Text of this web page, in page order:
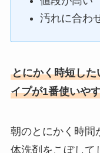
汚れに合わ
とにかく時短し
イプが1番使いや
朝のとにかく時間
体洗剤をこぼして